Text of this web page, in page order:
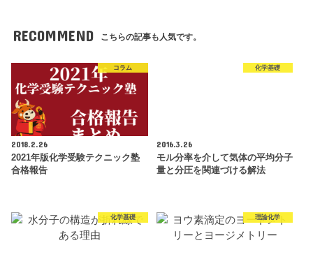
RECOMMEND こちらの記事も人気です。
コラム
2018.2.26
2021年版化学受験テクニック塾
合格報告
化学基礎
2016.3.26
モル分率を介して気体の平均分子
量と分圧を関連づける解法
化学基礎 理論化学